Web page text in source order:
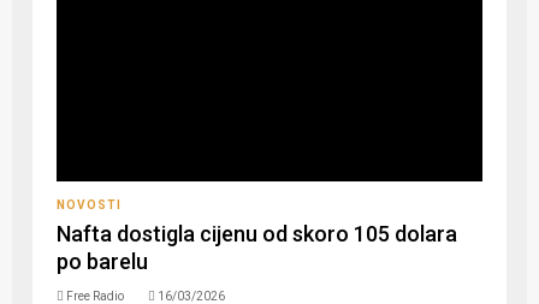
NOVOSTI
Nafta dostigla cijenu od skoro 105 dolara
po barelu
Free Radio 16/03/2026